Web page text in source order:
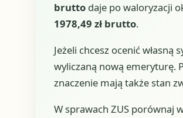
bruttodaje po waloryzacji
1978,49 zł brutto.
Jeżeli chcesz ocenić
wyliczaną nową emeryturę.
znaczenie mają także stan
W sprawach ZUS porównaj